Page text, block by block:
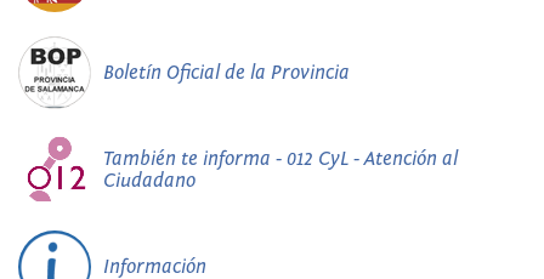
Boletín Oficial de la Provincia
También te informa - 012 CyL - Atención al
Ciudadano
Información